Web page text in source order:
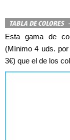
Esta gama de
(Mínimo 4 uds.
3€) que el de los